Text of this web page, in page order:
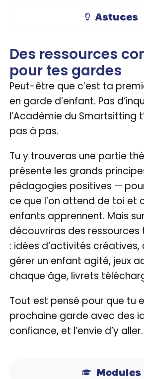
Astuces
Des ressources
pour tes gardes
Peut-être que c’est ta
en garde d’enfant. Pas
l’Académie du Smartsitting
pas à pas.
Tu y trouveras une partie
présente les grands
pédagogies positives —
ce que l’on attend de toi et
enfants apprennent. Mais
découvriras des
: idées d’activités
gérer un enfant agité, jeux
chaque âge, livrets
Tout est pensé pour que tu
prochaine garde avec des
confiance, et l’envie d’y aller.
Modules